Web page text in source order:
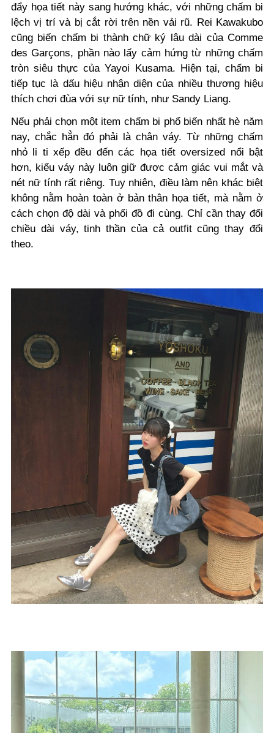
đẩy họa tiết này sang hướng khác, với những chấm bi
lệch vị trí và bị cắt rời trên nền vải rũ. Rei Kawakubo
cũng biến chấm bi thành chữ ký lâu dài của Comme
des Garçons, phần nào lấy cảm hứng từ những chấm
tròn siêu thực của Yayoi Kusama. Hiện tại, chấm bi
tiếp tục là dấu hiệu nhận diện của nhiều thương hiệu
thích chơi đùa với sự nữ tính, như Sandy Liang.
Nếu phải chọn một item chấm bi phổ biến nhất hè năm
nay, chắc hẳn đó phải là chân váy. Từ những chấm
nhỏ li ti xếp đều đến các họa tiết oversized nổi bật
hơn, kiểu váy này luôn giữ được cảm giác vui mắt và
nét nữ tính rất riêng. Tuy nhiên, điều làm nên khác biệt
không nằm hoàn toàn ở bản thân họa tiết, mà nằm ở
cách chọn độ dài và phối đồ đi cùng. Chỉ cần thay đổi
chiều dài váy, tinh thần của cả outfit cũng thay đổi
theo.